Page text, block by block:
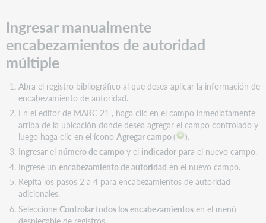
Ingresar manualmente
encabezamientos de autoridad
múltiple
Abra el registro bibliográfico al que desea aplicar la información de
encabezamiento de autoridad.
En el editor de MARC 21 , haga clic en el campo inmediatamente
arriba de la ubicación donde desea agregar el campo controlado y
luego haga clic en el ícono Agregar campo(
).
Ingresar el número de campoy el indicadorpara el nuevo campo.
Ingrese un encabezamiento de autoridad en el nuevo campo.
Repita los pasos 2 a 4 para encabezamientos de autoridad
adicionales.
Seleccione Controlar todos los encabezamientosen el menú
desplegable de registros.